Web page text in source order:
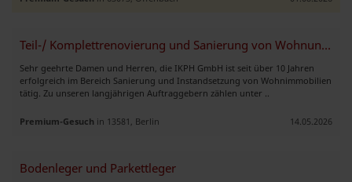
Teil-/ Komplettrenovierung und Sanierung von Wohnungen
Sehr geehrte Damen und Herren, die IKPH GmbH ist seit über 10 Jahren
erfolgreich im Bereich Sanierung und Instandsetzung von Wohnimmobilien
tätig. Zu unseren langjährigen Auftraggebern zählen unter ..
Premium-Gesuch in 13581, Berlin 14.05.2026
Bodenleger und Parkettleger